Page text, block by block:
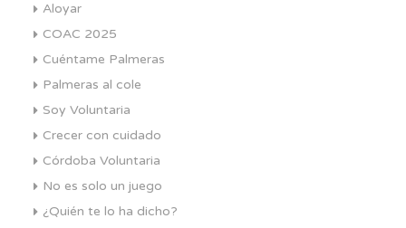
Aloyar
COAC 2025
Cuéntame Palmeras
Palmeras al cole
Soy Voluntaria
Crecer con cuidado
Córdoba Voluntaria
No es solo un juego
¿Quién te lo ha dicho?